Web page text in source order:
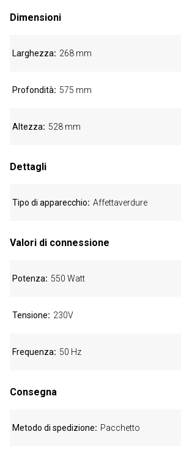
Dimensioni
Larghezza 268 mm
Profondità 575 mm
Altezza 528 mm
Dettagli
Tipo di apparecchio Affettaverdure
Valori di connessione
Potenza 550 Watt
Tensione 230V
Frequenza 50 Hz
Consegna
Metodo di spedizione Pacchetto